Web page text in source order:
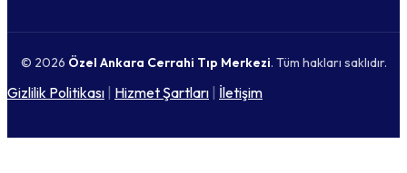
© 2026 Özel Ankara Cerrahi Tıp Merkezi. Tüm hakları saklıdır.
Gizlilik Politikası | Hizmet Şartları | İletişim